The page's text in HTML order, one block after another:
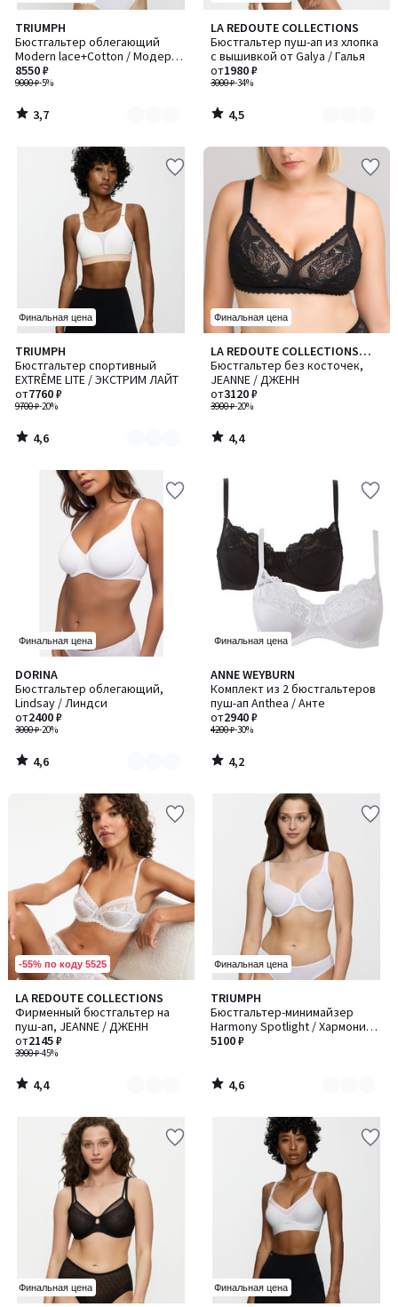
TRIUMPH
Бюстгальтер облегающий
Modern lace+Cotton / Модерн
лейс+Коттон
9000 ₽-5%
8550 ₽
3,7
/ 5
Количество
цветов:
2
3,7
/
LA REDOUTE COLLECTIONS
Бюстгальтер пуш-ап из хлопка
с вышивкой от Galya / Галья
3000 ₽-34%
от1980 ₽
4,5
/ 5
Количество
цветов:
4
4,5
/
Финальная цена
TRIUMPH
Бюстгальтер спортивный
EXTRÊME LITE / ЭКСТРИМ ЛАЙТ
9700 ₽-20%
от7760 ₽
4,6
/ 5
Количество
цветов:
2
4,6
/
Финальная цена
LA REDOUTE COLLECTIONS
PLUS
Бюстгальтер без косточек,
JEANNE / ДЖЕНН
3900 ₽-20%
от3120 ₽
4,4
/ 5
4,4
/
Финальная цена
DORINA
Бюстгальтер облегающий,
Lindsay / Линдси
3000 ₽-20%
от2400 ₽
4,6
/ 5
Количество
цветов:
3
4,6
/
Финальная цена
ANNE WEYBURN
Комплект из 2 бюстгальтеров
пуш-ап Anthea / Анте
4200 ₽-30%
от2940 ₽
4,2
/ 5
4,2
/
-55% по коду 5525
LA REDOUTE COLLECTIONS
Фирменный бюстгальтер на
пуш-ап, JEANNE / ДЖЕНН
3900 ₽-45%
от2145 ₽
4,4
/ 5
Количество
цветов:
5
4,4
/
Финальная цена
TRIUMPH
Бюстгальтер-минимайзер
Harmony Spotlight / Хармони
Спотлайт
5100 ₽
4,6
/ 5
Количество
цветов:
2
4,6
/
Финальная цена Финальная цена